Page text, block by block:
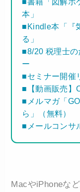
本」
■Kindle本「『
る」
■8/20 税理士
ー
■セミナー開催
■【動画販売】
■メルマガ「
ら」（無料）
■メールコンサ
MacやiPhoneな